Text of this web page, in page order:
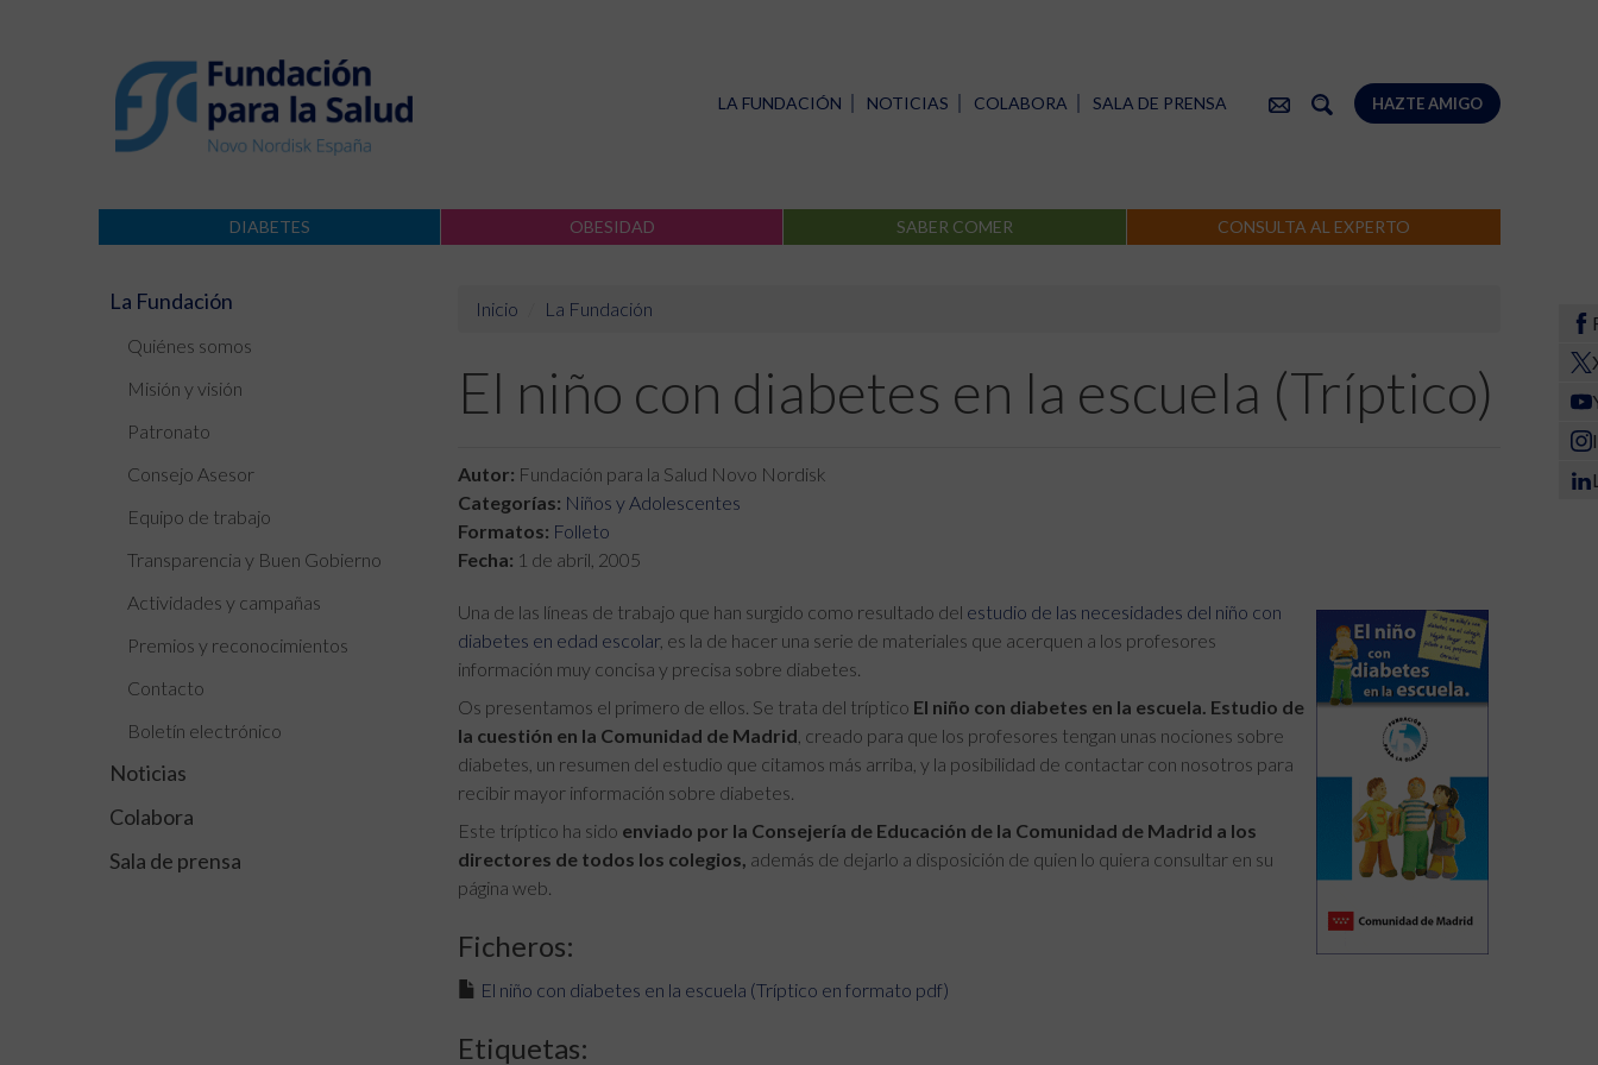
HAZTE AMIGO
LA FUNDACIÓN NOTICIAS COLABORA SALA DE PRENSA
DIABETES OBESIDAD SABER COMER CONSULTA AL EXPERTO
La Fundación
Quiénes somos
Misión y visión
Patronato
Consejo Asesor
Equipo de trabajo
Transparencia y Buen Gobierno
Actividades y campañas
Premios y reconocimientos
Contacto
Boletín electrónico
Noticias
Colabora
Sala de prensa
Inicio La Fundación
El niño con diabetes en la escuela (Tríptico)
Autor: Fundación para la Salud Novo Nordisk
Categorías: Niños y Adolescentes
Formatos: Folleto
Fecha: 1 de abril, 2005
Una de las líneas de trabajo que han surgido como resultado del estudio de las necesidades del niño con
diabetes en edad escolar, es la de hacer una serie de materiales que acerquen a los profesores
información muy concisa y precisa sobre diabetes.
Os presentamos el primero de ellos. Se trata del tríptico El niño con diabetes en la escuela. Estudio de
la cuestión en la Comunidad de Madrid , creado para que los profesores tengan unas nociones sobre
diabetes, un resumen del estudio que citamos más arriba, y la posibilidad de contactar con nosotros para
recibir mayor información sobre diabetes.
Este tríptico ha sido enviado por la Consejería de Educación de la Comunidad de Madrid a los
directores de todos los colegios, además de dejarlo a disposición de quien lo quiera consultar en su
página web.
Ficheros:
El niño con diabetes en la escuela (Tríptico en formato pdf)
Etiquetas: